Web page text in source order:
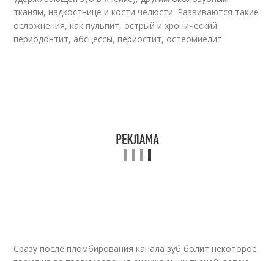
тканям, надкостнице и кости челюсти. Развиваются такие
осложнения, как пульпит, острый и хронический
периодонтит, абсцессы, периостит, остеомиелит.
Сразу после пломбирования канала зуб болит некоторое